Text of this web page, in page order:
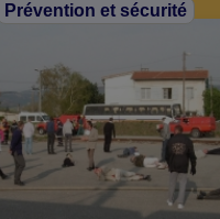
Prévention et sécurité